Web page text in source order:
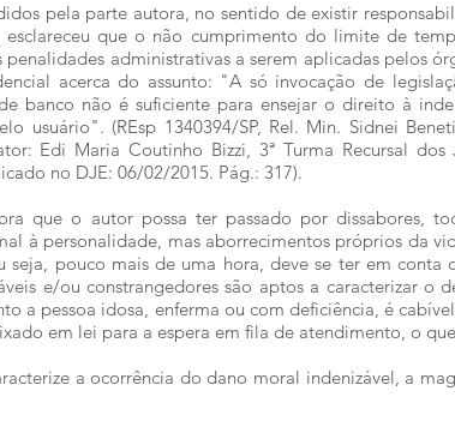
pela parte autora, no sentido de existir
que o não cumprimento do limite de
administrativas a serem aplicadas pelos
acerca do assunto: "A só invocação de
banco não é suficiente para ensejar o direito à
usuário". (REsp 1340394/SP, Rel. Min. Sidnei
Edi Maria Coutinho Bizzi, 3ª Turma Recursal
no DJE: 06/02/2015. Pág.: 317).
que o autor possa ter passado por dissabores,
à personalidade, mas aborrecimentos próprios da
pouco mais de uma hora, deve se ter em conta
e/ou constrangedores são aptos a caracterizar o
a pessoa idosa, enferma ou com deficiência, é
em lei para a espera em fila de atendimento, o
a ocorrência do dano moral indenizável, a